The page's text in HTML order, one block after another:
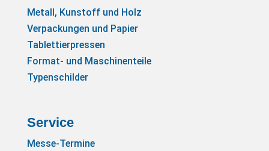
Metall, Kunstoff und Holz
Verpackungen und Papier
Tablettierpressen
Format- und Maschinenteile
Typenschilder
Service
Messe-Termine